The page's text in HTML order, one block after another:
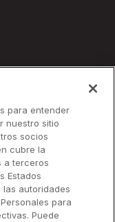
para entender
nuestro sitio
socios
cubre la
a terceros
Estados
las autoridades
para
Puede